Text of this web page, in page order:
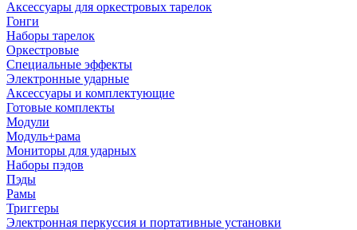
Аксессуары для оркестровых тарелок
Гонги
Наборы тарелок
Оркестровые
Специальные эффекты
Электронные ударные
Аксессуары и комплектующие
Готовые комплекты
Модули
Модуль+рама
Мониторы для ударных
Наборы пэдов
Пэды
Рамы
Триггеры
Электронная перкуссия и портативные установки